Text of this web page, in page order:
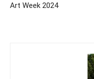
Art Week 2024